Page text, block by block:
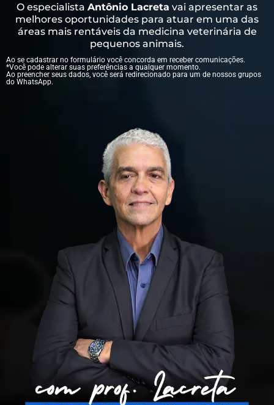
O especialista Antônio Lacreta vai apresentar as
melhores oportunidades para atuar em uma das
áreas mais rentáveis da medicina veterinária de
pequenos animais.
Ao se cadastrar no formulário você concorda em receber comunicações.
*Você pode alterar suas preferências a qualquer momento.
Ao preencher seus dados, você será redirecionado para um de nossos grupos
do WhatsApp.